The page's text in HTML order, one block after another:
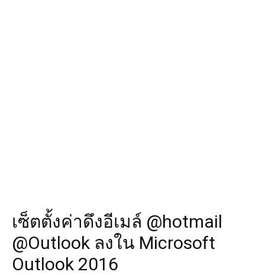
เซ็ตตั้งค่าดึงอีเมล์ @hotmail
@Outlook ลงใน Microsoft
Outlook 2016